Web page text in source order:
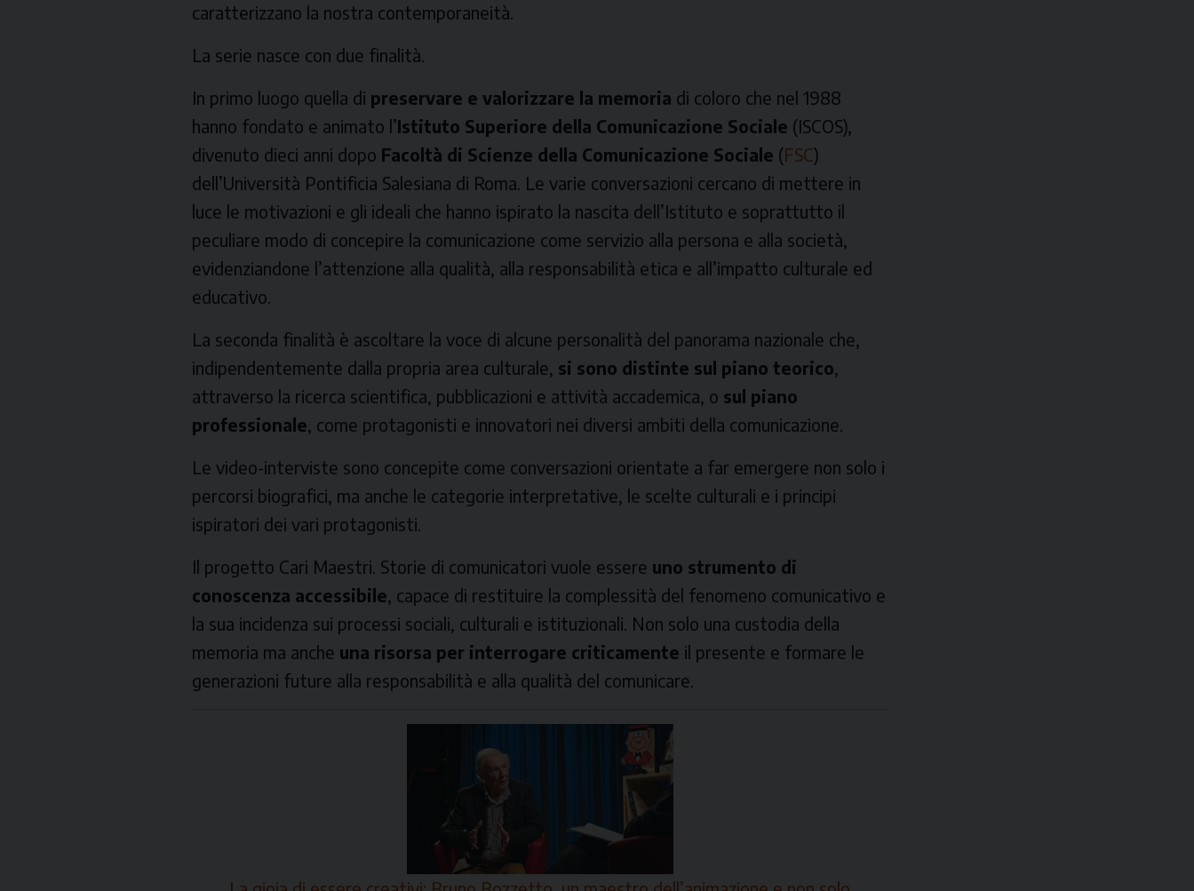
caratterizzano la nostra contemporaneità.
La serie nasce con due finalità.
In primo luogo quella di preservare e valorizzare la memoria di coloro che nel 1988
hanno fondato e animato l’Istituto Superiore della Comunicazione Sociale (ISCOS),
divenuto dieci anni dopo Facoltà di Scienze della Comunicazione Sociale (FSC)
dell’Università Pontificia Salesiana di Roma. Le varie conversazioni cercano di mettere in
luce le motivazioni e gli ideali che hanno ispirato la nascita dell’Istituto e soprattutto il
peculiare modo di concepire la comunicazione come servizio alla persona e alla società,
evidenziandone l’attenzione alla qualità, alla responsabilità etica e all’impatto culturale ed
educativo.
La seconda finalità è ascoltare la voce di alcune personalità del panorama nazionale che,
indipendentemente dalla propria area culturale, si sono distinte sul piano teorico,
attraverso la ricerca scientifica, pubblicazioni e attività accademica, o sul piano
professionale, come protagonisti e innovatori nei diversi ambiti della comunicazione.
Le video-interviste sono concepite come conversazioni orientate a far emergere non solo i
percorsi biografici, ma anche le categorie interpretative, le scelte culturali e i principi
ispiratori dei vari protagonisti.
Il progetto Cari Maestri. Storie di comunicatori vuole essere uno strumento di
conoscenza accessibile, capace di restituire la complessità del fenomeno comunicativo e
la sua incidenza sui processi sociali, culturali e istituzionali. Non solo una custodia della
memoria ma anche una risorsa per interrogare criticamente il presente e formare le
generazioni future alla responsabilità e alla qualità del comunicare.